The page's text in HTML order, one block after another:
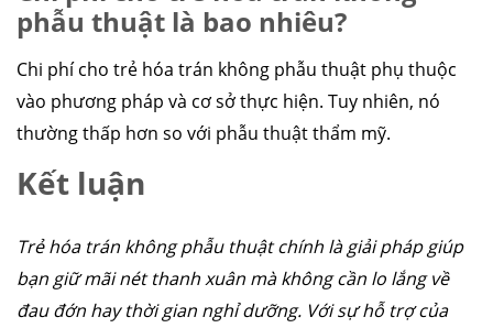
phẫu thuật là bao nhiêu?
Chi phí cho trẻ hóa trán không phẫu thuật phụ thuộc
vào phương pháp và cơ sở thực hiện. Tuy nhiên, nó
thường thấp hơn so với phẫu thuật thẩm mỹ.
Kết luận
Trẻ hóa trán không phẫu thuật chính là giải pháp giúp
bạn giữ mãi nét thanh xuân mà không cần lo lắng về
đau đớn hay thời gian nghỉ dưỡng. Với sự hỗ trợ của